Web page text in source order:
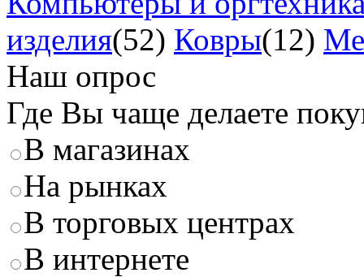
изделия(52) Ковры(12)
Наш опрос
Где Вы чаще делаете
В магазинах
На рынках
В торговых центрах
В интернете